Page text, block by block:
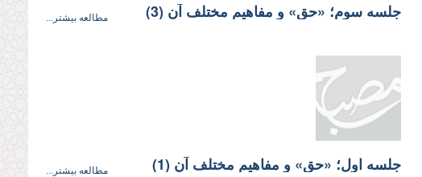
جلسه سوم؛‌ «حق» و مفاهیم مختلف آن (3) مطالعه بیشتر...
جلسه اول؛‌ «حق» و مفاهیم مختلف آن (1) مطالعه بیشتر...